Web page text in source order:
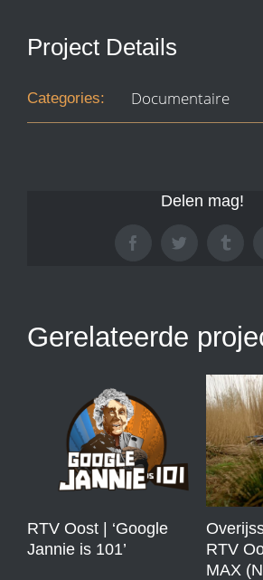
Project Details
Categories: Documentaire
Delen mag!
FacebookTwitter
Gerelateerde
RTV Oost | ‘Google
Jannie is 101’
RTV
MAX